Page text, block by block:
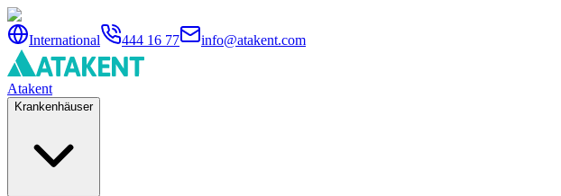
International 444 16 77 info@atakent.com
Atakent
Krankenhäuser